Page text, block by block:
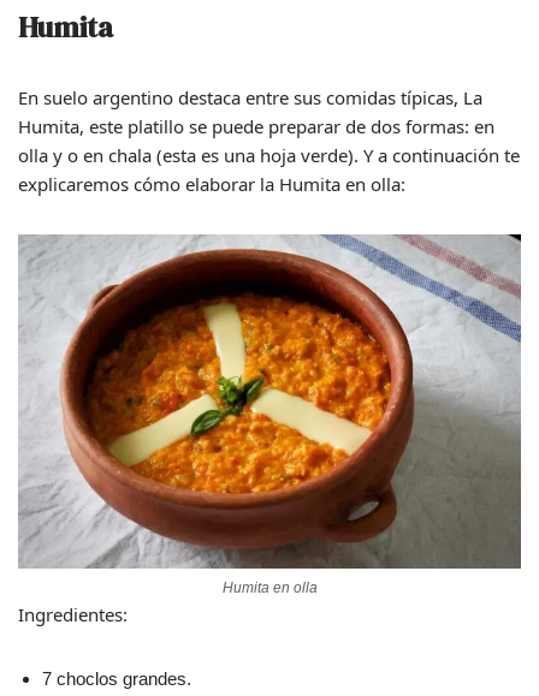
Humita
En suelo argentino destaca entre sus comidas típicas, La
Humita, este platillo se puede preparar de dos formas: en
olla y o en chala (esta es una hoja verde). Y a continuación te
explicaremos cómo elaborar la Humita en olla:
Humita en olla
Ingredientes:
7 choclos grandes.